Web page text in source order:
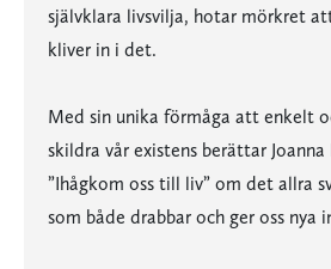
självklara livsvilja, hotar mörkret
kliver in i det.
Med sin unika förmåga att enkelt
skildra vår existens berättar
”Ihågkom oss till liv” om det allra
som både drabbar och ger oss nya